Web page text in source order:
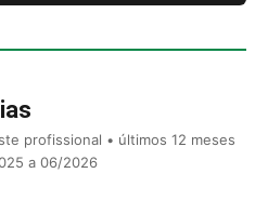
profissional • últimos 12 meses
a 06/2026